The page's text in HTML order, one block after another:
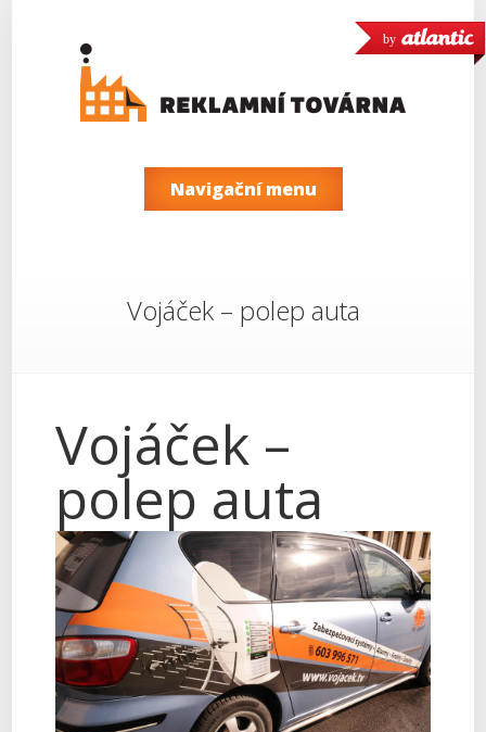
by
Navigační menu
Vojáček – polep auta
Vojáček –
polep auta